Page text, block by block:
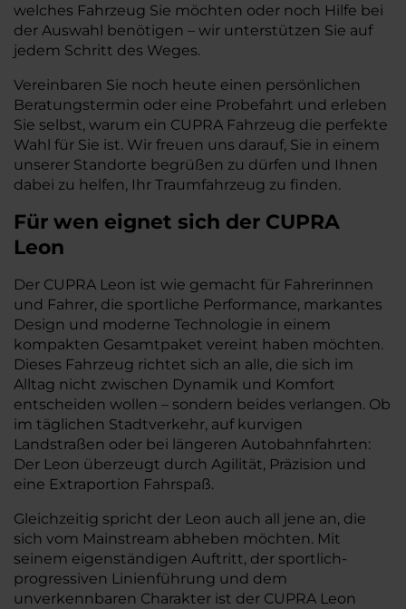
welches Fahrzeug Sie möchten oder noch Hilfe bei
der Auswahl benötigen – wir unterstützen Sie auf
jedem Schritt des Weges.
Vereinbaren Sie noch heute einen persönlichen
Beratungstermin oder eine Probefahrt und erleben
Sie selbst, warum ein CUPRA Fahrzeug die perfekte
Wahl für Sie ist. Wir freuen uns darauf, Sie in einem
unserer Standorte begrüßen zu dürfen und Ihnen
dabei zu helfen, Ihr Traumfahrzeug zu finden.
Für wen eignet sich der CUPRA
Leon
Der CUPRA Leon ist wie gemacht für Fahrerinnen
und Fahrer, die sportliche Performance, markantes
Design und moderne Technologie in einem
kompakten Gesamtpaket vereint haben möchten.
Dieses Fahrzeug richtet sich an alle, die sich im
Alltag nicht zwischen Dynamik und Komfort
entscheiden wollen – sondern beides verlangen. Ob
im täglichen Stadtverkehr, auf kurvigen
Landstraßen oder bei längeren Autobahnfahrten:
Der Leon überzeugt durch Agilität, Präzision und
eine Extraportion Fahrspaß.
Gleichzeitig spricht der Leon auch all jene an, die
sich vom Mainstream abheben möchten. Mit
seinem eigenständigen Auftritt, der sportlich-
progressiven Linienführung und dem
unverkennbaren Charakter ist der CUPRA Leon